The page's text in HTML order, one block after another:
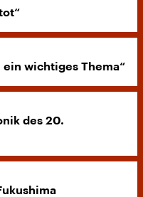
ein wichtiges Thema“
des 20.